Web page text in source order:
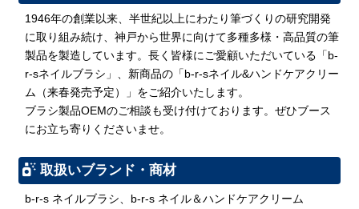
1946年の創業以来、半世紀以上にわたり筆づくりの研究開発
に取り組み続け、神戸から世界に向けて多種多様・高品質の筆
製品を製造しています。長く皆様にご愛顧いただいている「b-
r-sネイルブラシ」、新商品の「b-r-sネイル&ハンドケアクリー
ム（来春発売予定）」をご紹介いたします。
ブラシ製品OEMのご相談も受け付けております。ぜひブース
にお立ち寄りくださいませ。
取扱いブランド・商材
b-r-s ネイルブラシ、b-r-s ネイル＆ハンドケアクリーム